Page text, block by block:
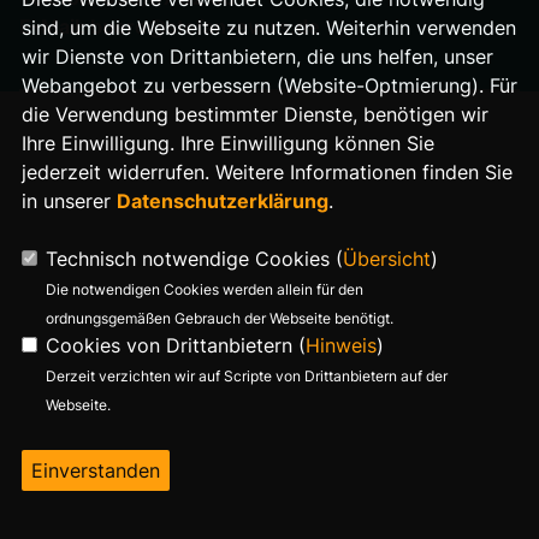
E-Mail: buero@stefan-evers.de
sind, um die Webseite zu nutzen. Weiterhin verwenden
wir Dienste von Drittanbietern, die uns helfen, unser
Webangebot zu verbessern (Website-Optmierung). Für
die Verwendung bestimmter Dienste, benötigen wir
Ihre Einwilligung. Ihre Einwilligung können Sie
jederzeit widerrufen. Weitere Informationen finden Sie
in unserer Datenschutzerklärung.
Technisch notwendige Cookies (Übersicht)
Die notwendigen Cookies werden allein für den
ordnungsgemäßen Gebrauch der Webseite benötigt.
Cookies von Drittanbietern (Hinweis)
Derzeit verzichten wir auf Scripte von Drittanbietern auf der
Webseite.
Einverstanden